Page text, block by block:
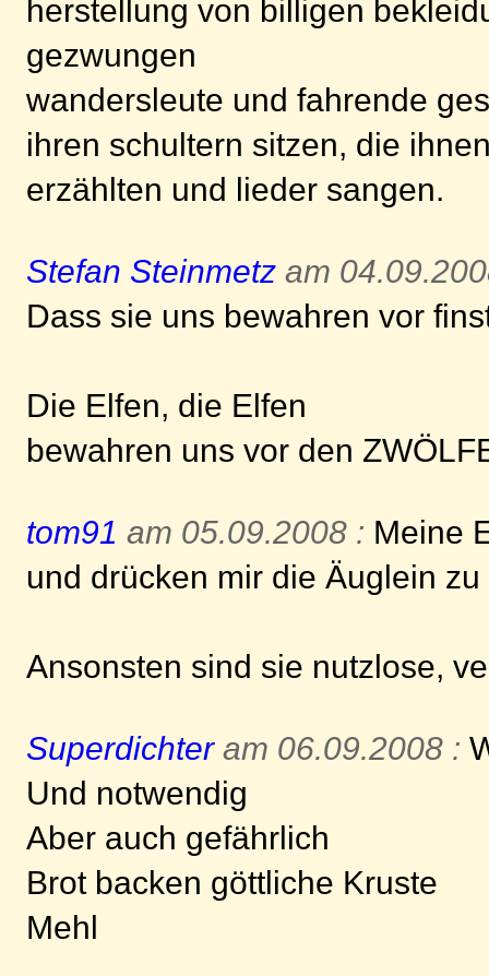
herstellung von billigen
gezwungen
wandersleute und fahrende
ihren schultern sitzen, die
erzählten und lieder sangen.
Stefan Steinmetz am
Dass sie uns bewahren vor
Die Elfen, die Elfen
bewahren uns vor den
tom91 am 05.09.2008 : Meine
und drücken mir die Äuglein zu
Ansonsten sind sie nutzlose,
Superdichteram 06.09.2008 :
Und notwendig
Aber auch gefährlich
Brot backen göttliche Kruste
Mehl